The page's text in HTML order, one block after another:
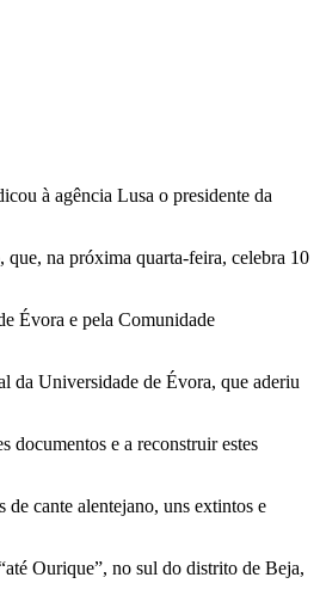
à agência Lusa o presidente da
que, na próxima quarta-feira, celebra 10
Évora e pela Comunidade
da Universidade de Évora, que aderiu
documentos e a reconstruir estes
cante alentejano, uns extintos e
Ourique”, no sul do distrito de Beja,